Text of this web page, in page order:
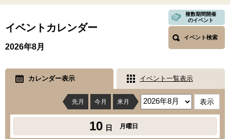
イベントカレンダー
複数期間開催
のイベント
イベント検索
2026年8月
カレンダー表示 イベント一覧表示
先月 今月 来月
10 日 月曜日